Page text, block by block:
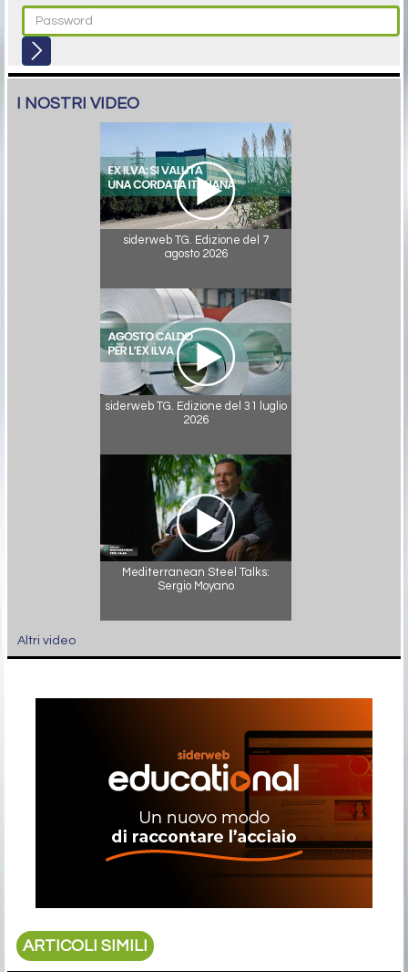
I NOSTRI VIDEO
siderweb TG. Edizione del 7
agosto 2026
siderweb TG. Edizione del 31 luglio
2026
Mediterranean Steel Talks:
Sergio Moyano
Altri video
ARTICOLI SIMILI